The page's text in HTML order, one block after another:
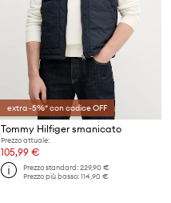
extra -5%* con codice OFF
Tommy Hilfiger smanicato
Prezzo attuale:
105,99 €
Prezzo standard:229,90 €
Prezzo più basso:114,90 €